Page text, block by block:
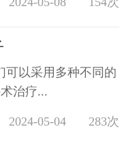
可以采用多种不同的
治疗...
2024-05-04 283次